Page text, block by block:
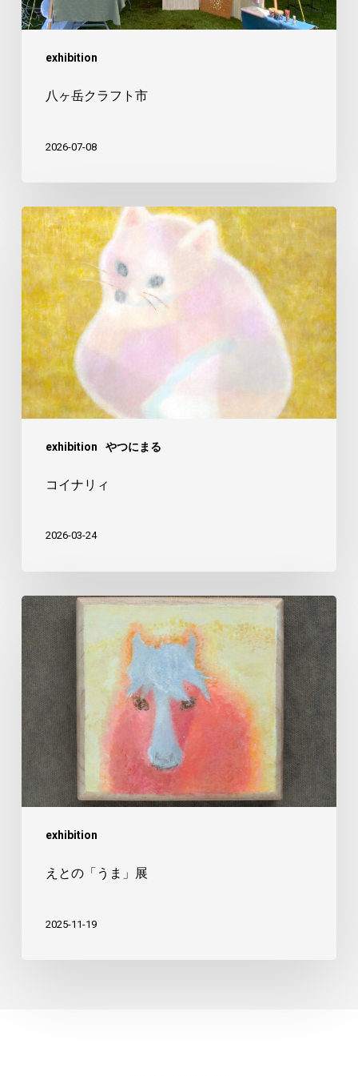
exhibition
八ヶ岳クラフト市
2026-07-08
exhibition やつにまる
コ
イ
ナ
リ
ィ
コイナリィ
2026-03-24
exhibition
え
と
の
「う
ま」
展
えとの「うま」展
2025-11-19